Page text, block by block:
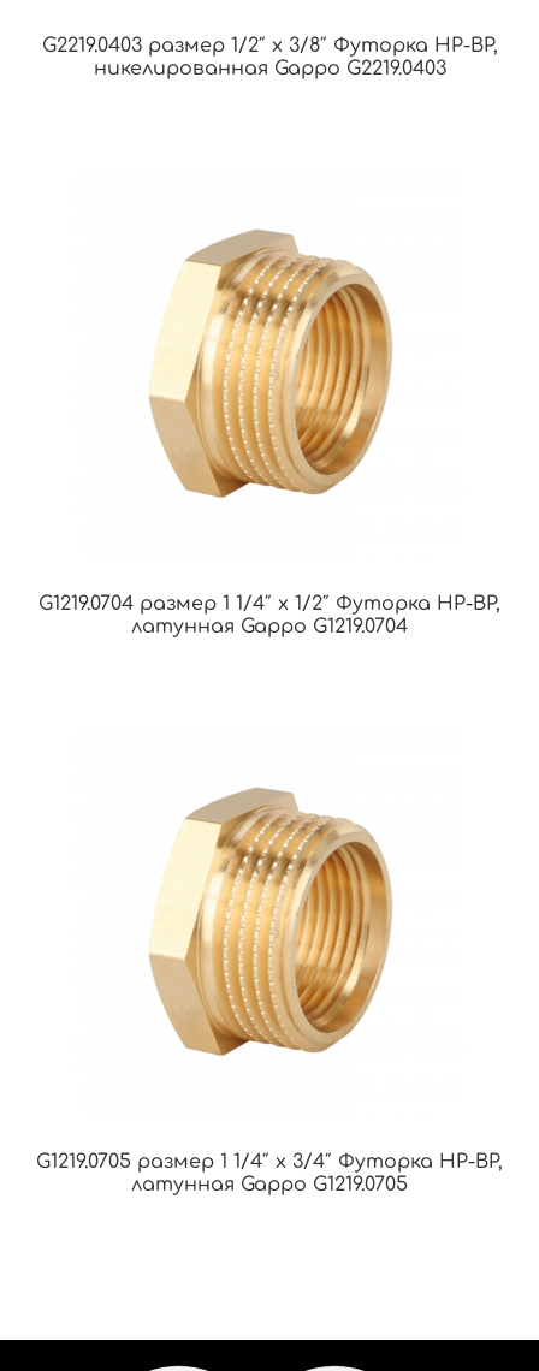
G2219.0403 размер 1/2″ х 3/8″ Футорка НР-ВР,
никелированная Gappo G2219.0403
G1219.0704 размер 1 1/4″ х 1/2″ Футорка НР-ВР,
латунная Gappo G1219.0704
G1219.0705 размер 1 1/4″ х 3/4″ Футорка НР-ВР,
латунная Gappo G1219.0705